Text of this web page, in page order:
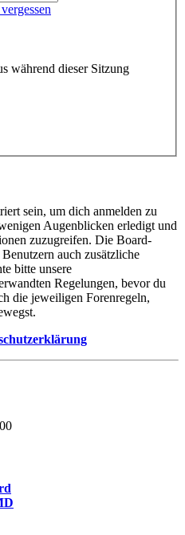
während dieser Sitzung
sein, um dich anmelden zu
Augenblicken erledigt und
zuzugreifen. Die Board-
auch zusätzliche
bitte unsere
Regelungen, bevor du
die jeweiligen Forenregeln,